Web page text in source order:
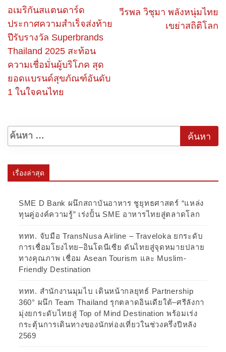
อเมริกันสแตนดาร์ด
ประกาศความสำเร็จส่งท้าย
ปีรับรางวัล Superbrands
Thailand 2025 สะท้อน
ความเชื่อมั่นผู้บริโภค สุด
ยอดแบรนด์สุขภัณฑ์อันดับ
1 ในใจคนไทย
วีรพล วิชุมา พลังหนุ่มไทย
เขย่าสถิติโลก
เรื่องล่าสุด
SME D Bank ผนึกสถาบันอาหาร ชูยุทธศาสตร์ “แหล่ง
ทุนคู่องค์ความรู้” เร่งปั้น SME อาหารไทยสู่ตลาดโลก
ททท. จับมือ TransNusa Airline – Traveloka ยกระดับ
การเชื่อมโยงไทย–อินโดนีเซีย ดันไทยสู่จุดหมายปลาย
ทางคุณภาพ เชื่อม Asean Tourism และ Muslim-
Friendly Destination
ททท. สำนักงานมุมไบ เดินหน้ากลยุทธ์ Partnership
360° ผนึก Team Thailand รุกตลาดอินเดียใต้–ศรีลังกา
มุ่งยกระดับไทยสู่ Top of Mind Destination พร้อมเร่ง
กระตุ้นการเดินทางของนักท่องเที่ยวในช่วงครึ่งปีหลัง
2569